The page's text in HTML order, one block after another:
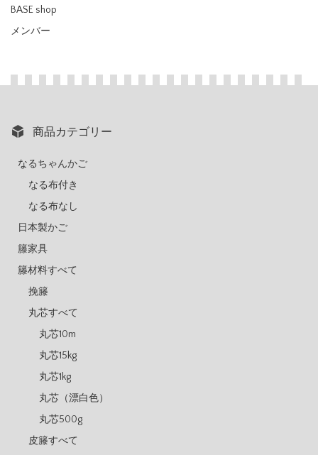
BASE shop
メンバー
商品カテゴリー
なるちゃんかご
なる布付き
なる布なし
日本製かご
籐家具
籐材料すべて
挽籐
丸芯すべて
丸芯10m
丸芯15kg
丸芯1kg
丸芯（漂白色）
丸芯500g
皮籐すべて